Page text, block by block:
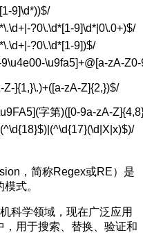
9]\d*))$/
?0\.\d*[1-9]\d*|0\.0+)$/
?0\.\d*[1-9])$/
\u9fa5]+@[a-zA-
Z-]{1,}\.)+([a-zA-Z]{2,})$/
字第)([0-9a-zA-
，简称Regex或RE）是
式。
科学领域，现在广泛应用
用于搜索、替换、验证和